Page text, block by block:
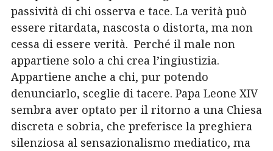
passività di chi osserva e tace. La verità può
essere ritardata, nascosta o distorta, ma non
cessa di essere verità. Perché il male non
appartiene solo a chi crea l’ingiustizia.
Appartiene anche a chi, pur potendo
denunciarlo, sceglie di tacere. Papa Leone XIV
sembra aver optato per il ritorno a una Chiesa
discreta e sobria, che preferisce la preghiera
silenziosa al sensazionalismo mediatico, ma